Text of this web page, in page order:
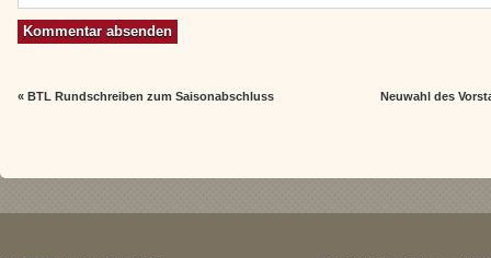
« BTL Rundschreiben zum Saisonabschluss Neuwahl des